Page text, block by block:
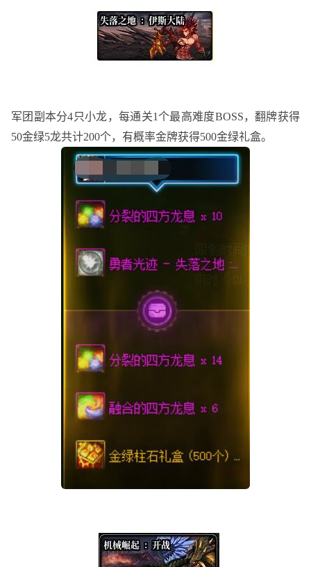
军团副本分4只小龙，每通关1个最高难度BOSS，翻牌获得
50金绿5龙共计200个，有概率金牌获得500金绿礼盒。